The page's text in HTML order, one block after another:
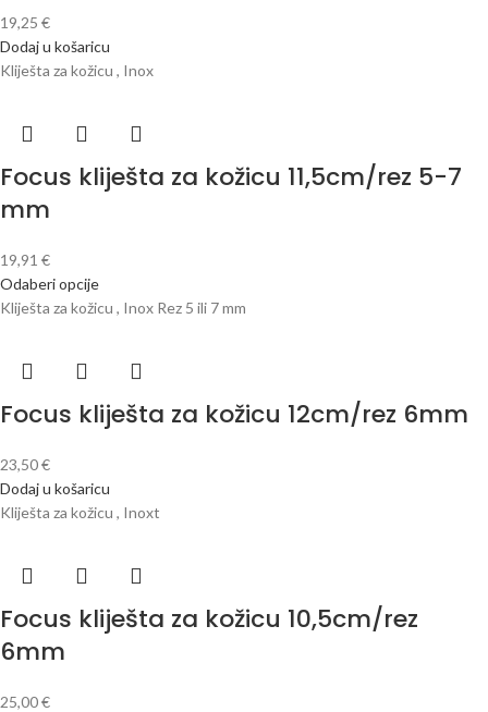
19,25 €
Dodaj u košaricu
Kliješta za kožicu , Inox
Focus kliješta za kožicu 11,5cm/rez 5-7
mm
19,91 €
Odaberi opcije
Kliješta za kožicu , Inox Rez 5 ili 7 mm
Focus kliješta za kožicu 12cm/rez 6mm
23,50€
Dodaj u košaricu
Kliješta za kožicu , Inoxt
Focus kliješta za kožicu 10,5cm/rez
6mm
25,00€